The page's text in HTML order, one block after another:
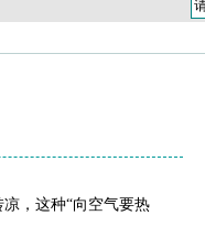
，这种“向空气要热